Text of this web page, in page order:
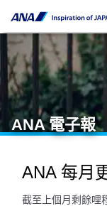
ANA 電子報
ANA 每月
截至上個月剩餘哩